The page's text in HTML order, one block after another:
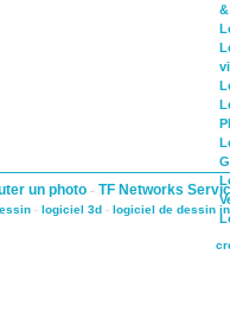
un photo - TF Networks
- logiciel 3d - logiciel de dessin